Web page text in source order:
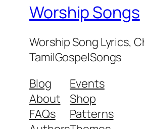
Worship Songs
Worship Song Lyrics,
TamilGospelSongs
Blog
About
FAQs
Events
Shop
Patterns